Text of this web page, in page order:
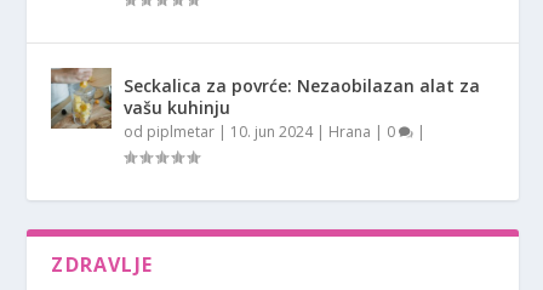
Seckalica za povrće: Nezaobilazan alat za
vašu kuhinju
od piplmetar | 10. jun 2024| Hrana | 0 |
ZDRAVLJE